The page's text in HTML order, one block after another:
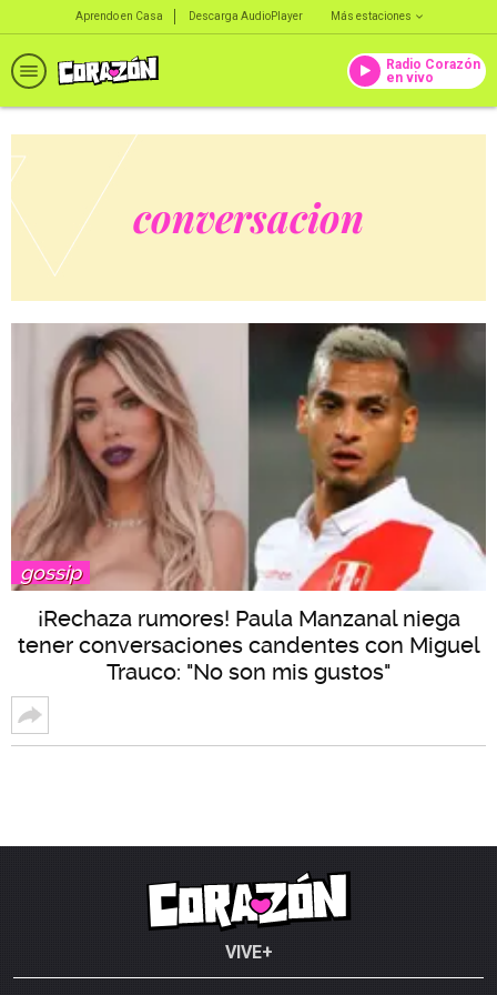
Aprendo en Casa Descarga AudioPlayer Más estaciones
Radio Corazón
en vivo
conversacion
gossip
¡Rechaza rumores! Paula Manzanal niega
tener conversaciones candentes con Miguel
Trauco: "No son mis gustos"
VIVE+